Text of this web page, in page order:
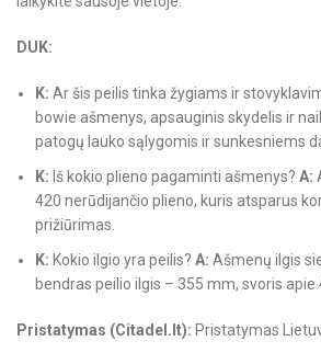
DUK:
K: Ar šis peilis tinka žygiams ir
bowie ašmenys, apsauginis skydelis ir
patogų lauko sąlygomis ir sunkesniems
K: Iš kokio plieno pagaminti ašmenys? A:
420 nerūdijančio plieno, kuris atsparus
prižiūrimas.
K: Kokio ilgio yra peilis? A: Ašmenų ilgis
bendras peilio ilgis – 355 mm, svoris apie
Pristatymas (Citadel.lt): Pristatymas